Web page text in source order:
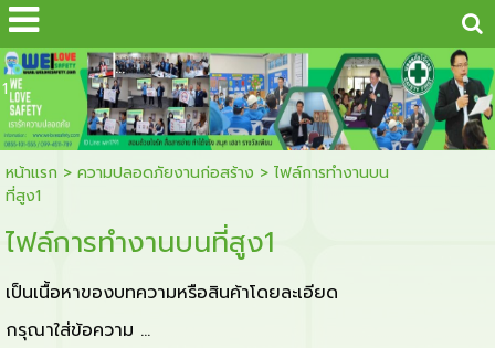
...
1
หน้าแรก > ความปลอดภัยงานก่อสร้าง > ไฟล์การทำงานบน
ที่สูง1
ไฟล์การทำงานบนที่สูง1
เป็นเนื้อหาของบทความหรือสินค้าโดยละเอียด
กรุณาใส่ข้อความ …